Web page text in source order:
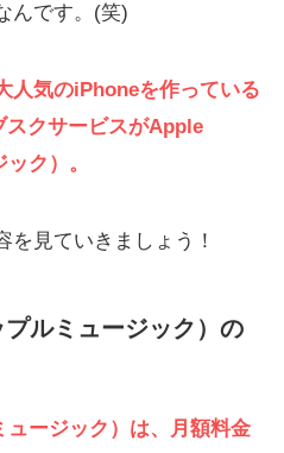
んです。(笑)
人気のiPhoneを作っている
クサービスがApple
ク）。
を見ていきましょう！
ルミュージック）の
ージック）は、月額料金